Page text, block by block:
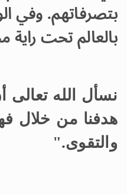
بتصرفاتهم. وفي
بالعالم تحت
نسأل الله تعالى
هدفنا من خلال
والتقوى."